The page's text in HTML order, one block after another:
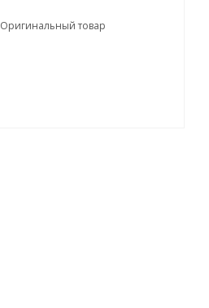
Оригинальный товар